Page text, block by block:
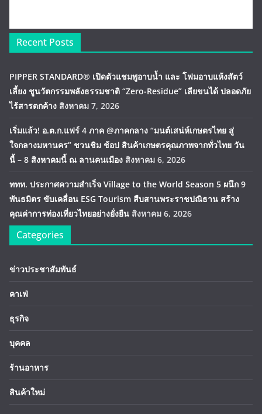
Recent Posts
PIPPER STANDARD® เปิดตัวแชมพูอาบน้ำ และ โฟมอาบแห้งสัตว์
เลี้ยง ชูนวัตกรรมพลังธรรมชาติ “Zero-Residue” เลียขนได้ ปลอดภัย
ไร้สารตกค้าง สิงหาคม 7, 2026
เริ่มแล้ว! อ.ต.ก.แฟร์ 4 ภาค @ภาคกลาง “มนต์เสน่ห์เกษตรไทย สู่
ใจกลางมหานคร” ชวนชิม ช้อป สินค้าเกษตรคุณภาพจากทั่วไทย วัน
นี้ – 8 สิงหาคมนี้ ณ ลานคนเมือง สิงหาคม 6, 2026
ททท. ประกาศความสำเร็จ Village to the World Season 5 ผนึก 9
พันธมิตร ขับเคลื่อน ESG Tourism สืบสานพระราชปณิธาน สร้าง
คุณค่าการท่องเที่ยวไทยอย่างยั่งยืน สิงหาคม 6, 2026
Categories
ข่าวประชาสัมพันธ์
คาเฟ่
ธุรกิจ
บุคคล
ร้านอาหาร
สินค้าใหม่